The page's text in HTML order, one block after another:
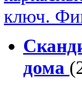
дома